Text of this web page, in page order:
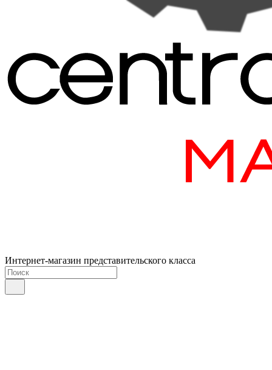
Интернет-магазин представительского класса